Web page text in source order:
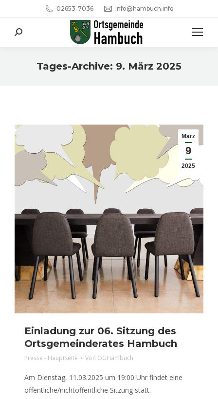
02653-7036 info@hambuch.info
Search:
Tages-Archive: 9. März 2025
März
9
2025
Einladung zur 06. Sitzung des
Ortsgemeinderates Hambuch
Presse - Hauptseite Von OGHambuch
Am Dienstag, 11.03.2025 um 19:00 Uhr findet eine
öffentliche/nichtöffentliche Sitzung statt.